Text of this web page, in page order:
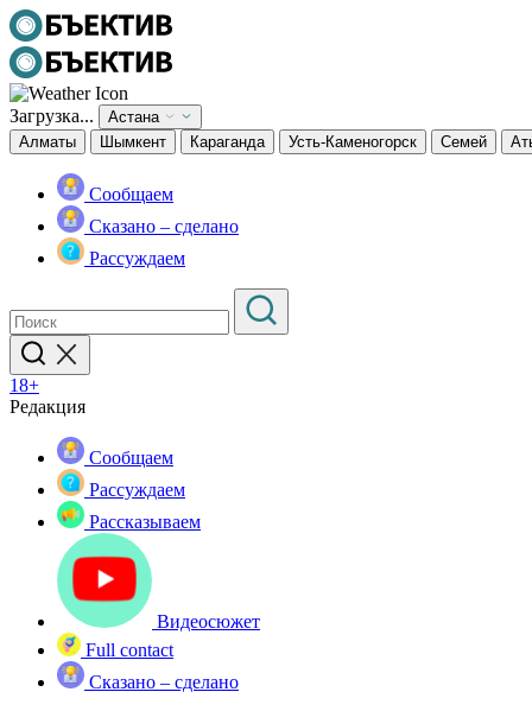
Загрузка...
Астана
Алматы
Шымкент Караганда Усть-Каменогорск Семей
Сообщаем
Сказано – сделано
Рассуждаем
18+
Редакция
Сообщаем
Рассуждаем
Рассказываем
Видеосюжет
Full contact
Сказано – сделано